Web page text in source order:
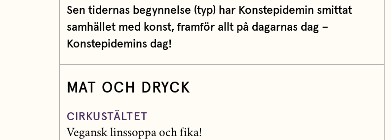
Sen tidernas begynnelse (typ) har Konstepidemin smittat
samhället med konst, framför allt på dagarnas dag –
Konstepidemins dag!
MAT OCH DRYCK
CIRKUSTÄLTET
Vegansk linssoppa och fika!